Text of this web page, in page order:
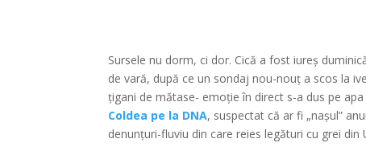
Sursele nu dorm, ci dor. Cică a fost iureș
de vară, după ce un sondaj nou-nouț a scos la
țigani de mătase- emoție în direct s-a dus pe
Coldea pe la DNA, suspectat că ar fi „nașul”
denunțuri-fluviu din care reies legături cu grei